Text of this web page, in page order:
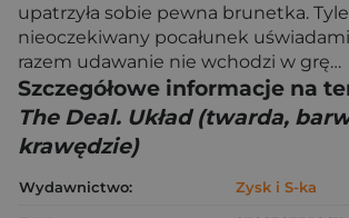
upatrzyła sobie pewna brunetka.
nieoczekiwany pocałunek
razem udawanie nie wchodzi w grę…
Szczegółowe informacje na
The Deal. Układ (twarda,
krawędzie)
Wydawnictwo:
Zysk i S-ka